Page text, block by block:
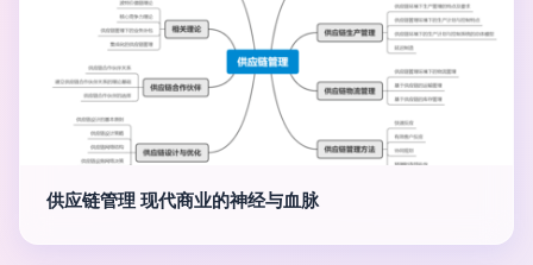
供应链管理 现代商业的神经与血脉